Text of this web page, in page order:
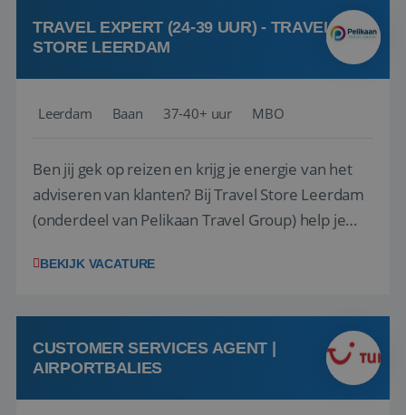
TRAVEL EXPERT (24-39 UUR) - TRAVEL
STORE LEERDAM
Leerdam Baan 37-40+ uur MBO
Ben jij gek op reizen en krijg je energie van het
adviseren van klanten? Bij Travel Store Leerdam
(onderdeel van Pelikaan Travel Group) help je
vinden. Samen maken we van elke reis een
hebt in de reisbranche of j...
BEKIJK VACATURE
CUSTOMER SERVICES AGENT |
AIRPORTBALIES